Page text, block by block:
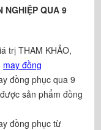
NGHIỆP QUA 9
trị THAM KHẢO,
may đồng
đồng phục qua 9
sản phẩm đồng
đồng phục từ